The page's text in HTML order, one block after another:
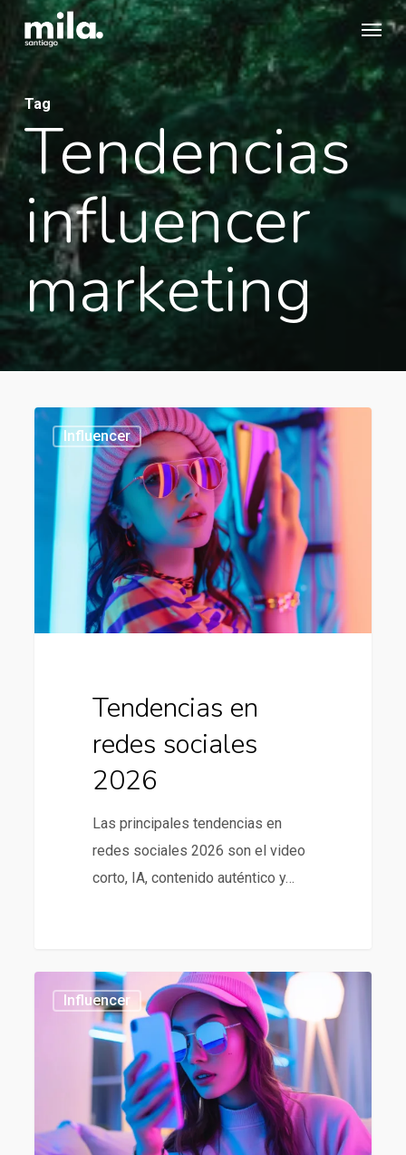
Skip
main
content
Menu
Tag
Tendencias
influencer
marketing
Tendencias
redes
sociales
2026
Influencer
Tendencias en
redes sociales
2026
Las principales tendencias en
redes sociales 2026 son el video
corto, IA, contenido auténtico y…
437
Tendencias
influencer
Influencer 437